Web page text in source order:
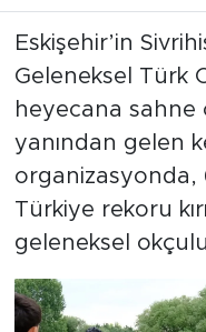
Eskişehir’in
Geleneksel Türk
heyecana sahne
yanından gelen
organizasyonda,
Türkiye rekoru
geleneksel